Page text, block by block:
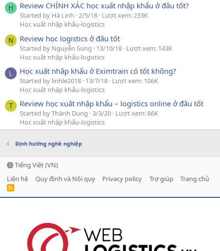
H Review CHÍNH XÁC học xuất nhập khẩu ở đâu tốt?
Started by Hà Linh 2/5/18 Lượt xem: 233K
Học xuất nhập khẩu-logistics
N Review học logistics ở đâu tốt
Started by Nguyễn Sung 13/10/18 Lượt xem: 143K
Học xuất nhập khẩu-logistics
L Học xuất nhập khẩu ở Eximtrain có tốt không?
Started by linhle2018 13/7/18 Lượt xem: 106K
Học xuất nhập khẩu-logistics
T Review học xuất nhập khẩu – logistics online ở đâu tốt
Started by Thành Dung 3/3/20 Lượt xem: 66K
Học xuất nhập khẩu-logistics
Định hướng nghề nghiệp
Tiếng Việt (VN)
Liên hệ
Quy định và Nội quy Privacy policy Trợ giúp Trang chủ
R